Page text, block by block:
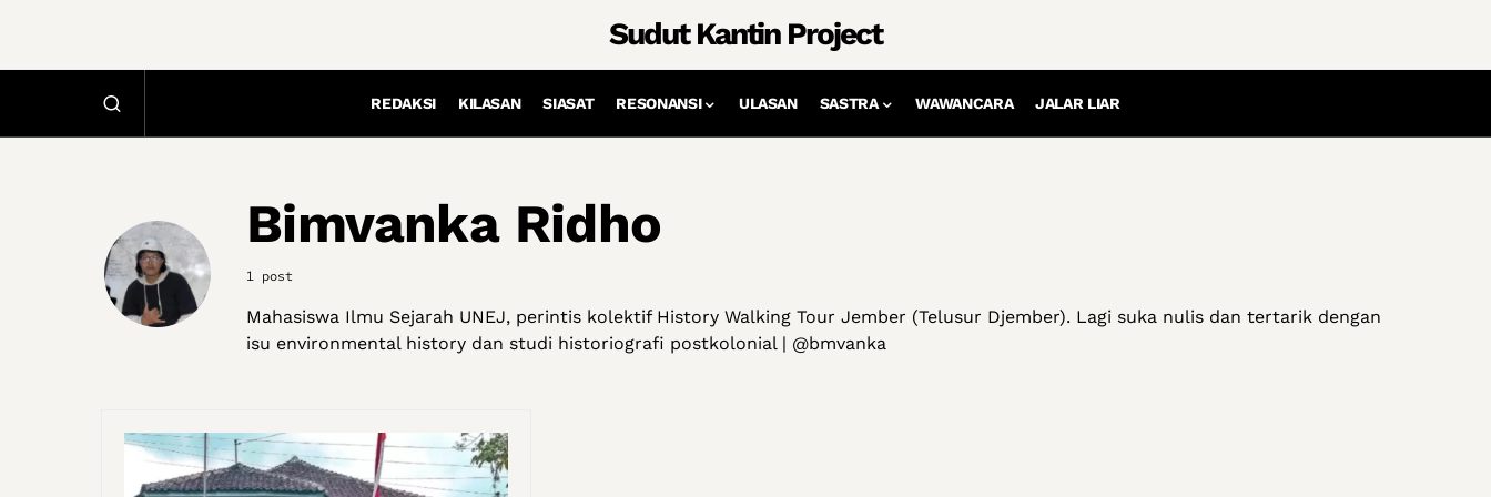
Sudut Kantin Project
REDAKSI KILASAN SIASAT RESONANSI ULASAN SASTRA WAWANCARA JALAR LIAR
Bimvanka Ridho
1 post
Mahasiswa Ilmu Sejarah UNEJ, perintis kolektif History Walking Tour Jember (Telusur Djember). Lagi suka nulis dan tertarik dengan
isu environmental history dan studi historiografi postkolonial | @bmvanka